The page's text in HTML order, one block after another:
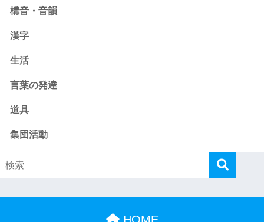
構音・音韻
漢字
生活
言葉の発達
道具
集団活動